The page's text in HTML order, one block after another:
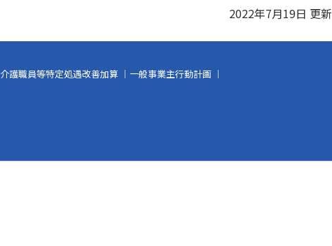
2022年7月19日 更新
介護職員等特定処遇改善加算 ｜ 一般事業主行動計画 ｜